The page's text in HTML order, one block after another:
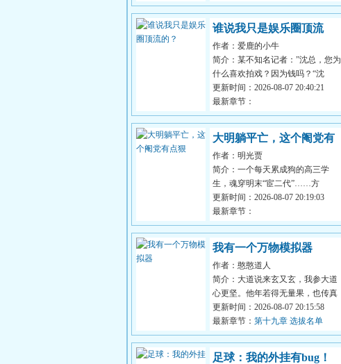
匮》（求投资，求收藏）
谁说我只是娱乐圈顶流
的？
作者：爱鹿的小牛
简介：某不知名记者：”沈总，您为
什么喜欢拍戏？因为钱吗？“沈
易：“说实话，我们家不缺钱，我就
是单纯...
更新时间：2026-08-07 20:40:21
最新章节：
大明躺平亡，这个阉党有
点狠
作者：明光贾
简介：一个每天累成狗的高三学
生，魂穿明末“宦二代”……方
卓：“咱家都成公公了，想躺平，想
摆烂都不行...
更新时间：2026-08-07 20:19:03
最新章节：
我有一个万物模拟器
作者：憨憨道人
简介：大道说来玄又玄，我参大道
心更坚。他年若得无量果，也传真
经五千言。…穿越修仙界获得‘万物
模拟器...
更新时间：2026-08-07 20:15:58
最新章节： 第十九章 选拔名单
足球：我的外挂有bug！